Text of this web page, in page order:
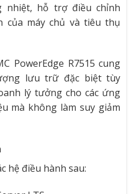
nhiệt, hỗ trợ điều chỉnh
của máy chủ và tiêu thụ
PowerEdge R7515 cung
lưu trữ đặc biệt tùy
lý tưởng cho các ứng
mà không làm suy giảm
hệ điều hành sau: